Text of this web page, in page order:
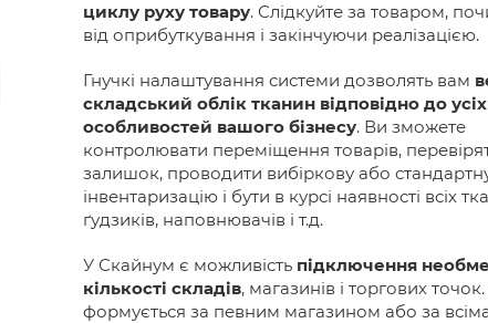
циклу руху товару. Слідкуйте за товаром,
від оприбуткування і закінчуючи реалізацією.
Гнучкі налаштування системи дозволять вам
складський облік тканин відповідно до усіх
особливостей вашого бізнесу. Ви зможете
контролювати переміщення товарів,
залишок, проводити вибіркову або
інвентаризацію і бути в курсі наявності всіх
ґудзиків, наповнювачів і т.д.
У Скайнум є можливість підключення
кількості складів, магазинів і торгових точок.
формується за певним магазином або за